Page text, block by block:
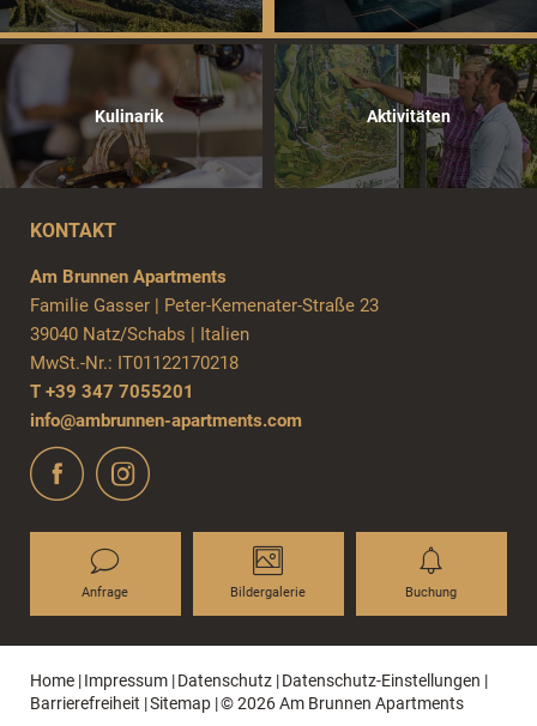
Kulinarik Aktivitäten
KONTAKT
Am Brunnen Apartments
Familie Gasser | Peter-Kemenater-Straße 23
39040 Natz/Schabs | Italien
MwSt.-Nr.: IT01122170218
T +39 347 7055201
info@ambrunnen-apartments.com
Anfrage Bildergalerie Buchung
Home |Impressum |Datenschutz |Datenschutz-Einstellungen |
Barrierefreiheit |Sitemap |© 2026 Am Brunnen Apartments